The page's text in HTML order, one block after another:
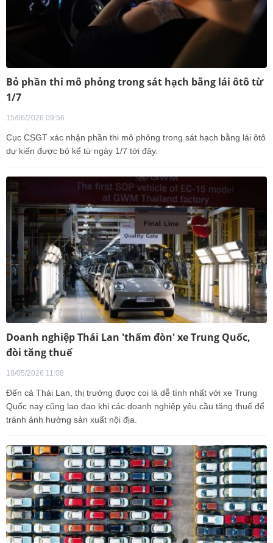
Bỏ phần thi mô phỏng trong sát hạch bằng lái ôtô từ
1/7
15/06/2026 09:56
Cục CSGT xác nhận phần thi mô phỏng trong sát hạch bằng lái ôtô
dự kiến được bỏ kể từ ngày 1/7 tới đây.
Doanh nghiệp Thái Lan 'thấm đòn' xe Trung Quốc,
đòi tăng thuế
18/05/2026 11:08
Đến cả Thái Lan, thị trường được coi là dễ tính nhất với xe Trung
Quốc nay cũng lao đao khi các doanh nghiệp yêu cầu tăng thuế để
tránh ảnh hưởng sản xuất nội địa.